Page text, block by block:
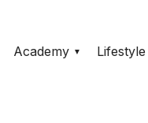
Academy Lifestyle